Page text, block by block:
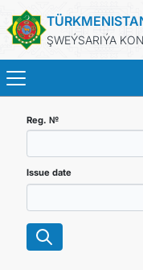
ŞWEÝSARIÝA
Reg. №
Issue date